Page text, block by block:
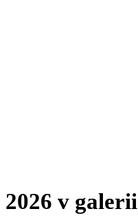
2026 v galerii